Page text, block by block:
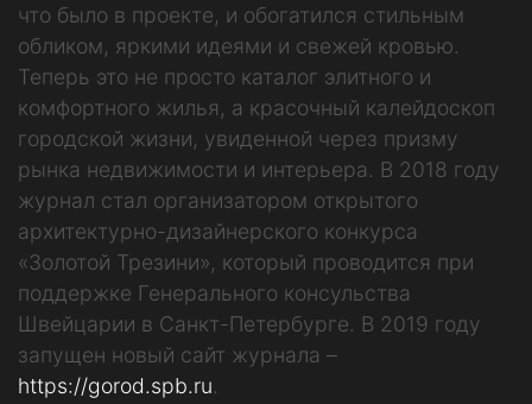
что было в проекте, и обогатился стильным
обликом, яркими идеями и свежей кровью.
Теперь это не просто каталог элитного и
комфортного жилья, а красочный калейдоскоп
городской жизни, увиденной через призму
рынка недвижимости и интерьера. В 2018 году
журнал стал организатором открытого
архитектурно-дизайнерского конкурса
«Золотой Трезини», который проводится при
поддержке Генерального консульства
Швейцарии в Санкт-Петербурге. В 2019 году
запущен новый сайт журнала –
https://gorod.spb.ru.